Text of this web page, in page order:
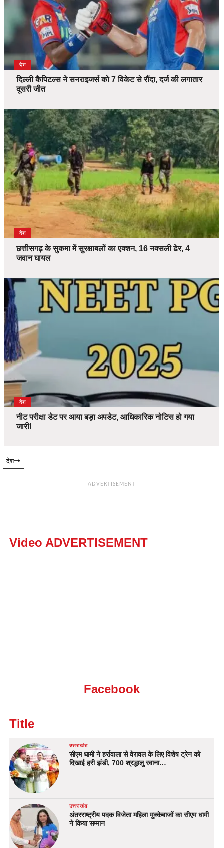
देश
दिल्ली कैपिटल्स ने सनराइजर्स को 7 विकेट से रौंदा, दर्ज की लगातार
दूसरी जीत
देश
छत्तीसगढ़ के सुकमा में सुरक्षाबलों का एक्शन, 16 नक्सली ढेर, 4
जवान घायल
देश
नीट परीक्षा डेट पर आया बड़ा अपडेट, आधिकारिक नोटिस हो गया
जारी!
देश
ADVERTISEMENT
Video ADVERTISEMENT
Facebook
Title
उत्तराखंड
सीएम धामी ने हर्रावाला से वेरावल के लिए विशेष ट्रेन को
दिखाई हरी झंडी, 700 श्रद्धालु रवाना…
उत्तराखंड
अंतरराष्ट्रीय पदक विजेता महिला मुक्केबाजों का सीएम धामी
ने किया सम्मान